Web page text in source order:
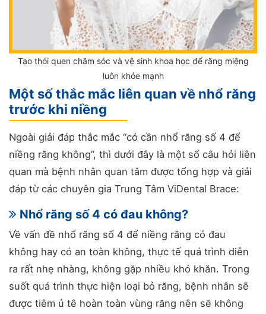
Tạo thói quen chăm sóc và vệ sinh khoa học để răng miệng
luôn khỏe mạnh
Một số thắc mắc liên quan về nhổ răng
trước khi niềng
Ngoài giải đáp thắc mắc “có cần nhổ răng số 4 để
niềng răng không”, thì dưới đây là một số câu hỏi liên
quan mà bệnh nhân quan tâm được tổng hợp và giải
đáp từ các chuyên gia Trung Tâm ViDental Brace:
Nhổ răng số 4 có đau không?
Về vấn đề nhổ răng số 4 để niềng răng có đau
không hay có an toàn không, thực tế quá trình diễn
ra rất nhẹ nhàng, không gặp nhiều khó khăn. Trong
suốt quá trình thực hiện loại bỏ răng, bệnh nhân sẽ
được tiêm ủ tê hoàn toàn vùng răng nên sẽ không